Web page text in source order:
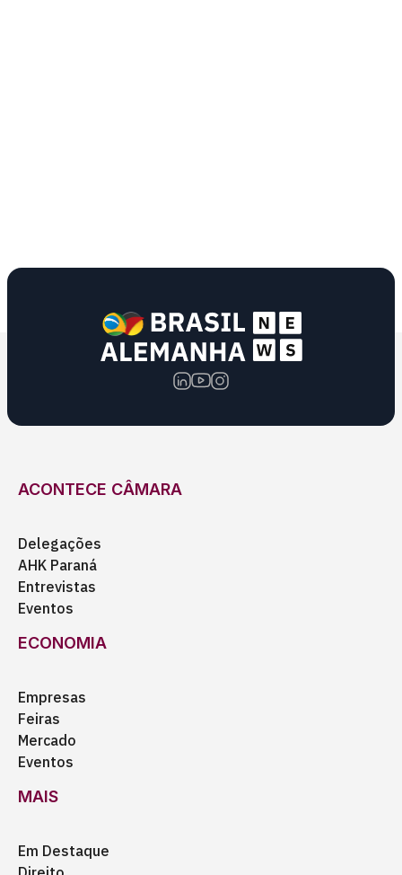
ACONTECE CÂMARA
Delegações
AHK Paraná
Entrevistas
Eventos
ECONOMIA
Empresas
Feiras
Mercado
Eventos
MAIS
Em Destaque